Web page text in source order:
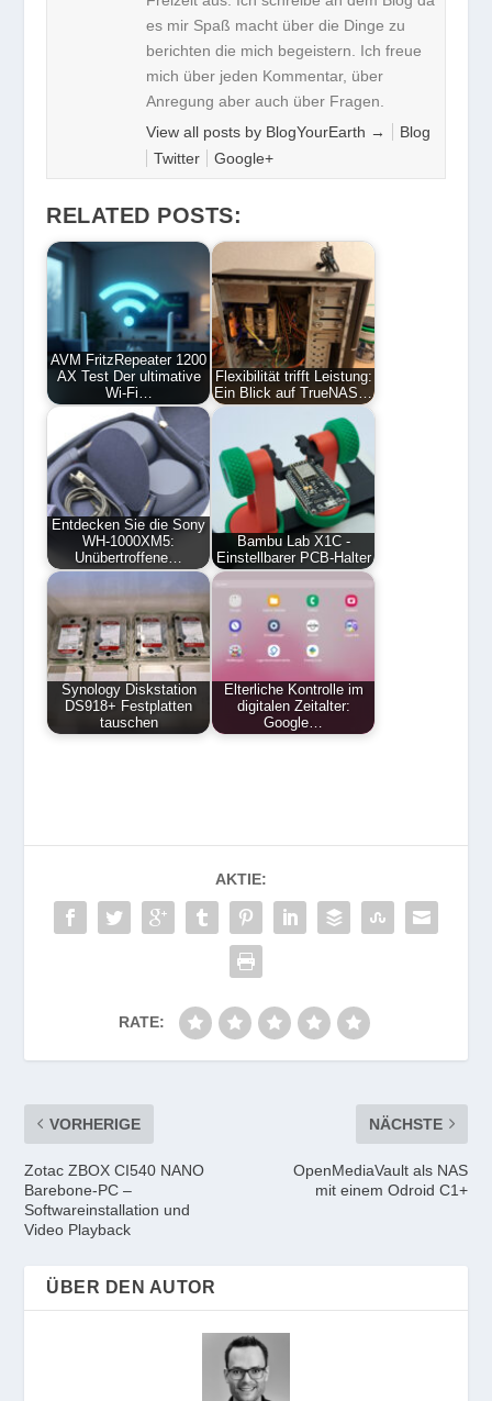
es mir Spaß macht über die Dinge zu
berichten die mich begeistern. Ich freue
mich über jeden Kommentar, über
Anregung aber auch über Fragen.
View all posts by BlogYourEarth →
Blog
Twitter
Google+
RELATED POSTS:
AVM FritzRepeater 1200
AX Test Der ultimative
Wi-Fi…
Flexibilität trifft Leistung:
Ein Blick auf TrueNAS…
Entdecken Sie die Sony
WH-1000XM5:
Unübertroffene…
Bambu Lab X1C -
Einstellbarer PCB-Halter
Synology Diskstation
DS918+ Festplatten
tauschen
Elterliche Kontrolle im
digitalen Zeitalter:
Google…
AKTIE:
RATE:
VORHERIGE
Zotac ZBOX CI540 NANO
Barebone-PC –
Softwareinstallation und
Video Playback
NÄCHSTE
OpenMediaVault als NAS
mit einem Odroid C1+
ÜBER DEN AUTOR